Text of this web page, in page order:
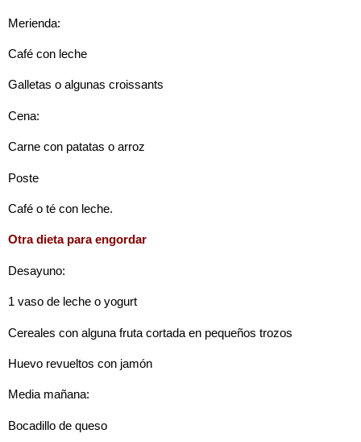
Merienda:
Café con leche
Galletas o algunas croissants
Cena:
Carne con patatas o arroz
Poste
Café o té con leche.
Otra dieta para engordar
Desayuno:
1 vaso de leche o yogurt
Cereales con alguna fruta cortada en pequeños trozos
Huevo revueltos con jamón
Media mañana:
Bocadillo de queso